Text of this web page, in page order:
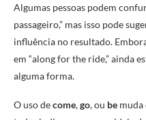
Algumas pessoas podem
passageiro,” mas isso pode
influência no resultado.
em “along for the ride,” ainda
alguma forma.
O uso decome,go, ou be muda